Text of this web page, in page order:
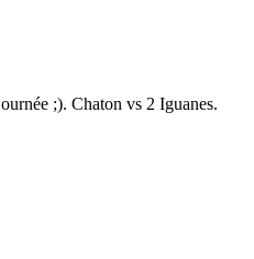
;). Chaton vs 2 Iguanes.